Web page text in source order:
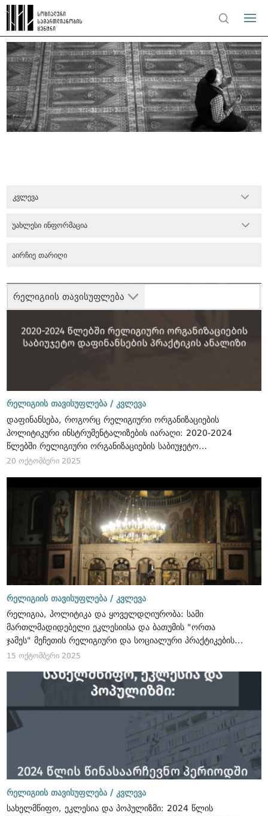
კვლევა
რელიგიის თავისუფლება
უახლესი ინფორმაცია
რელიგიის თავისუფლება / კვლევა
დაფინანსება, როგორც რელიგიური ორგანიზაციების
პოლიტიკური ინსტრუმენტალიზების იარაღი: 2020-2024
წლებში რელიგიური ორგანიზაციების საბიუჯეტო
დაფინანსების პრაქტიკის ანალიზი
20 ოქტომბერი 2025
რელიგიის თავისუფლება / კვლევა
რელიგია, პოლიტიკა და ყოველდღიურობა: სამი
მართლმადიდებელი ეკლესიისა და ბათუმის "ორთა
ჯამეს" მეჩეთის რელიგიური და სოციალური პრაქტიკების
ეთნოგრაფიული კვლევა 2024 წლის წინასაარჩევნო
15 ოქტომბერი 2025
რელიგიის თავისუფლება / კვლევა
სახელმწიფო, ეკლესია და პოპულიზმი: 2024 წლის